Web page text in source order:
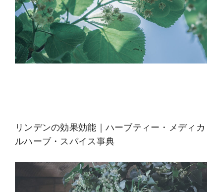
リンデンの効果効能｜ハーブティー・メディカ
ルハーブ・スパイス事典